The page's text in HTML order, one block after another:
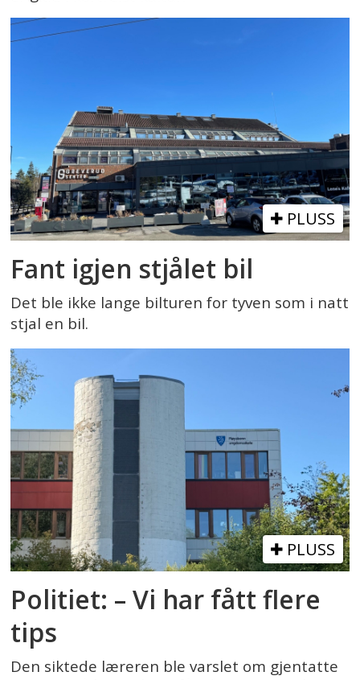
PLUSS
Fant igjen stjålet bil
Det ble ikke lange bilturen for tyven som i natt
stjal en bil.
PLUSS
Politiet: – Vi har fått flere
tips
Den siktede læreren ble varslet om gjentatte